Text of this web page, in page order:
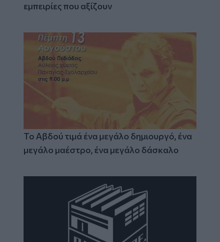
εμπειρίες που αξίζουν
Το Αβδού τιμά ένα μεγάλο δημιουργό, ένα
μεγάλο μαέστρο, ένα μεγάλο δάσκαλο